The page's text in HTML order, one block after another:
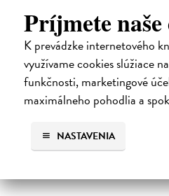
Príjmete naše
K prevádzke internetového
využívame cookies slúžiace
funkčnosti, marketingové
maximálneho pohodlia a
NASTAVENIA
Pilkey Dav| Kniha
Dogman je späť! V ôsmej knihe
so psou hlavou náš hrdina čelí zlej
McStromaldovi, 22 superzúrivým
tiež Pickovmu…
Na sklade ?
14,95 € ?